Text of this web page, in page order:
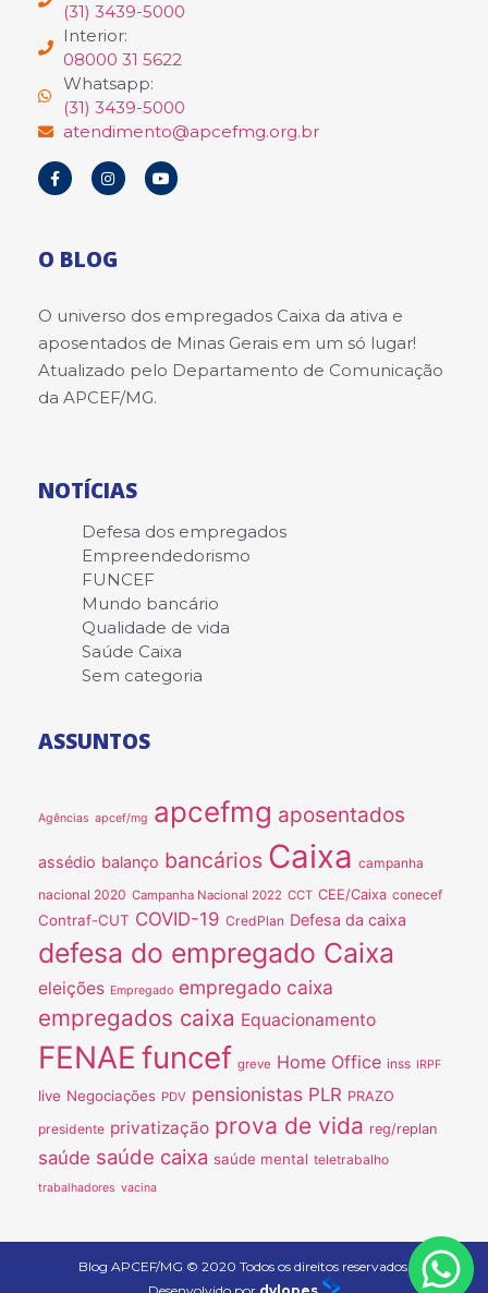
(31) 3439-5000
Interior:
08000 31 5622
Whatsapp:
(31) 3439-5000
atendimento@apcefmg.org.br
O BLOG
O universo dos empregados Caixa da ativa e
aposentados de Minas Gerais em um só lugar!
Atualizado pelo Departamento de Comunicação
da APCEF/MG.
NOTÍCIAS
Defesa dos empregados
Empreendedorismo
FUNCEF
Mundo bancário
Qualidade de vida
Saúde Caixa
Sem categoria
ASSUNTOS
Agências apcef/mg apcefmg aposentados
assédio balanço bancários Caixa campanha
nacional 2020 Campanha Nacional 2022 CCT CEE/Caixa conecef
Contraf-CUT COVID-19 CredPlan Defesa da caixa
defesa do empregado Caixa
eleições Empregado empregado caixa
empregados caixa Equacionamento
FENAE funcef greve Home Office inss IRPF
live Negociações PDV pensionistas PLR PRAZO
presidente privatização prova de vida reg/replan
saúde saúde caixa saúde mental teletrabalho
trabalhadores vacina
Blog APCEF/MG © 2020 Todos os direitos reservados.